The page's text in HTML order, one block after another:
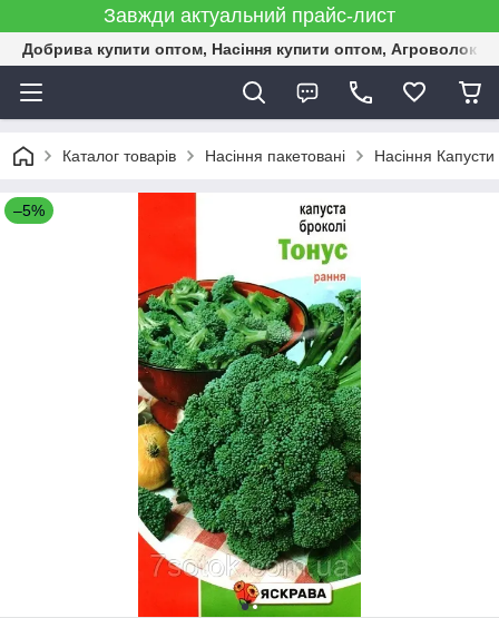
Завжди актуальний прайс-лист
Добрива купити оптом, Насіння купити оптом,
Каталог товарів Насіння пакетовані Насіння Капусти
–5%